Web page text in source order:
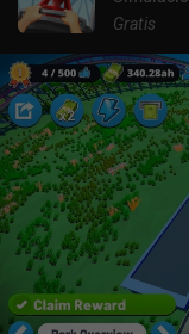
Gratis